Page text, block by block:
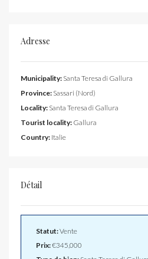
Adresse
Municipality: Santa Teresa di Gallura
Province: Sassari (Nord)
Locality: Santa Teresa di Gallura
Tourist locality: Gallura
Country: Italie
Détail
Statut:Vente
Prix:€345,000